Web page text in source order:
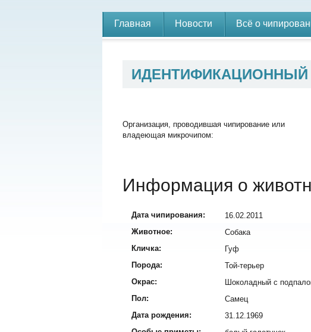
Главная Новости Всё о
Организация, проводившая чипирование или
владеющая микрочипом:
Информация о
Дата чипирования:
16.02.2011
Животное:
Собака
Кличка:
Гуф
Порода:
Той-терьер
Окрас:
Шоколадный с
Пол:
Самец
Дата рождения:
31.12.1969